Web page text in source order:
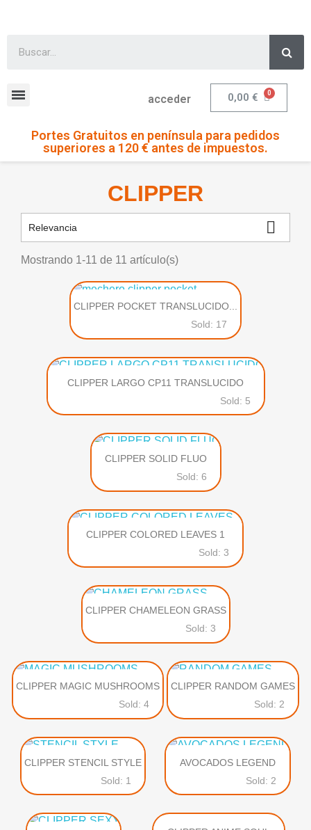
acceder 0,00 €
Portes Gratuitos en península para pedidos
superiores a 120 € antes de impuestos.
CLIPPER
Relevancia 
Mostrando 1-11 de 11 artículo(s)
CLIPPER POCKET TRANSLUCIDO...
Sold: 17
CLIPPER LARGO CP11 TRANSLUCIDO
Sold: 5
CLIPPER SOLID FLUO
Sold: 6
CLIPPER COLORED LEAVES 1
Sold: 3
CLIPPER CHAMELEON GRASS
Sold: 3
CLIPPER MAGIC MUSHROOMS
Sold: 4
CLIPPER RANDOM GAMES
Sold: 2
CLIPPER STENCIL STYLE
Sold: 1
AVOCADOS LEGEND
Sold: 2